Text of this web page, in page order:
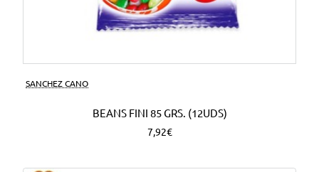
SANCHEZ CANO
BEANS FINI 85 GRS. (12UDS)
7,92€